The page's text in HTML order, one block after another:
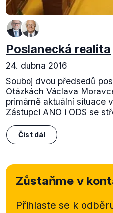
Poslanecká realita
24. dubna 2016
Souboj dvou předsedů
Otázkách Václava
primárně aktuální situace
Zástupci ANO i ODS se
Číst dál
Zůstaňme v
Přihlaste se k